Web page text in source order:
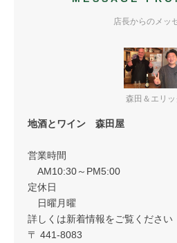
店長からのメッ
森田＆エリッ
地酒とワイン 森田屋
営業時間
AM10:30～PM5:00
定休日
日曜月曜
詳しくは新着情報をご覧ください
〒 441-8083